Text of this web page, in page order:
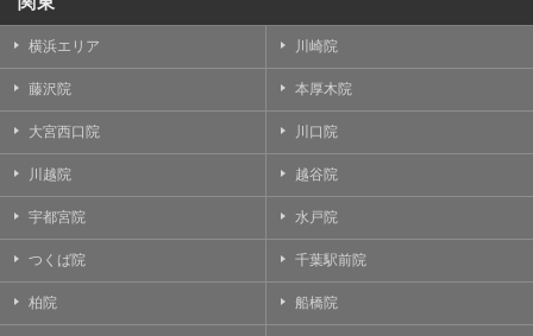
横浜エリア 川崎院
藤沢院 本厚木院
大宮西口院 川口院
川越院 越谷院
宇都宮院 水戸院
つくば院 千葉駅前院
柏院 船橋院